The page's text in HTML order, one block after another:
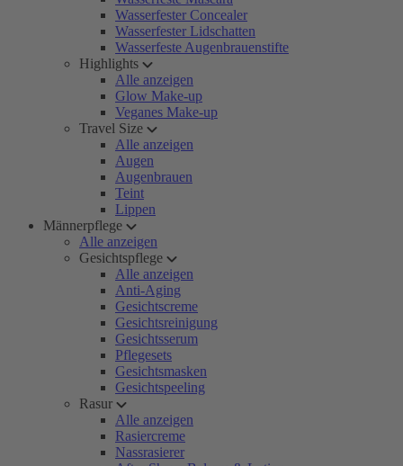
Wasserfester Concealer
Wasserfester Lidschatten
Wasserfeste Augenbrauenstifte
Highlights
Alle anzeigen
Glow Make-up
Veganes Make-up
Travel Size
Alle anzeigen
Augen
Augenbrauen
Teint
Lippen
Männerpflege
Alle anzeigen
Gesichtspflege
Alle anzeigen
Anti-Aging
Gesichtscreme
Gesichtsreinigung
Gesichtsserum
Pflegesets
Gesichtsmasken
Gesichtspeeling
Rasur
Alle anzeigen
Rasiercreme
Nassrasierer